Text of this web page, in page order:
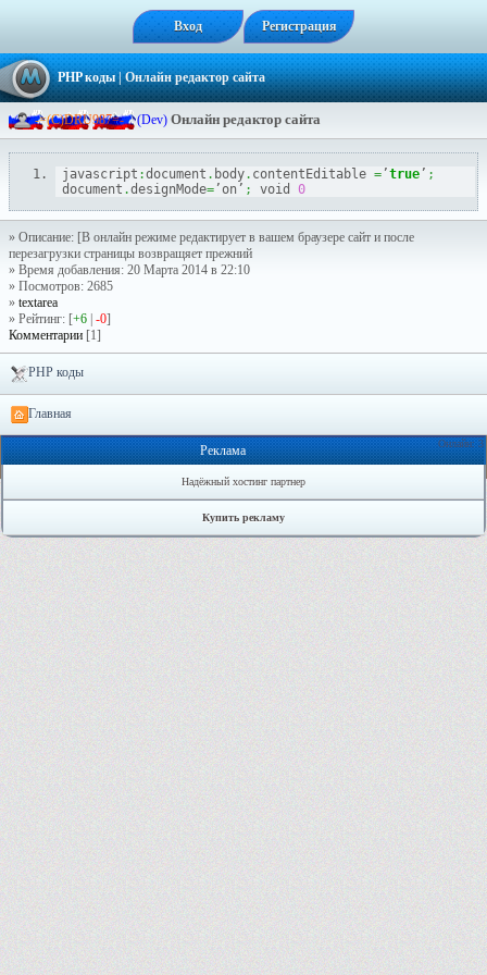
Вход Регистрация
PHP коды| Онлайн редактор сайта
-=(C)DRU987=- (Dev) Онлайн редактор сайта
javascript :document . body. contentEditable = ’true ’ ;
document .designMode= ’on’ ; void 0
» Описание: [В онлайн режиме редактирует в вашем браузере сайт и после
перезагрузки страницы возвращяет прежний
» Время добавления: 20 Марта 2014 в 22:10
» Посмотров: 2685
» textarea
» Рейтинг: [+6 -0]
Комментарии [1]
PHP коды
Главная
Онлайн: 3
Реклама
Надёжный хостинг партнер
Купить рекламу